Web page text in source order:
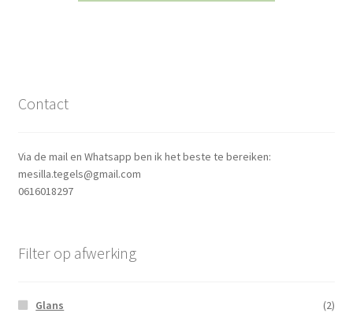
Contact
Via de mail en Whatsapp ben ik het beste te bereiken:
mesilla.tegels@gmail.com
0616018297
Filter op afwerking
Glans (2)